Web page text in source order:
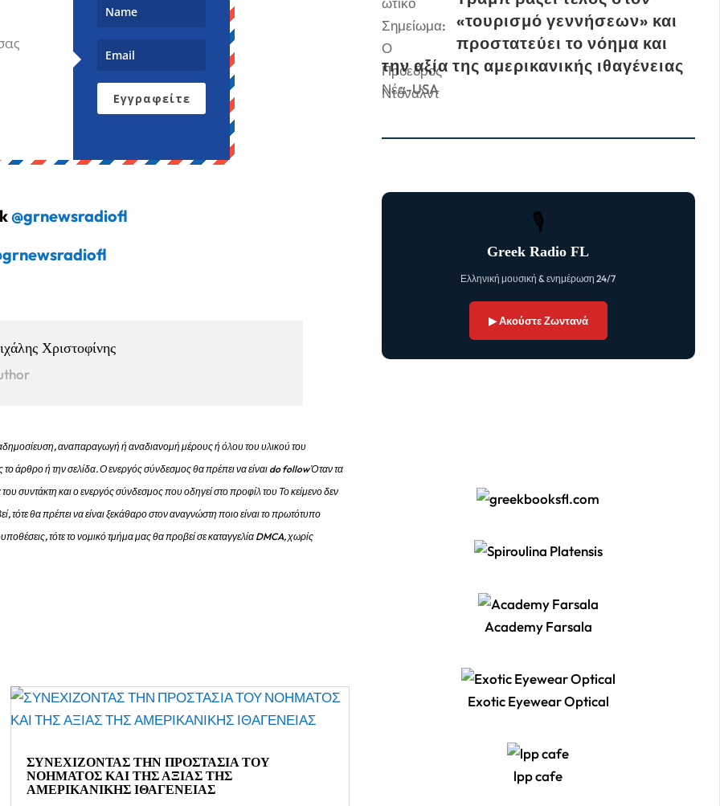
Εγγραφείτε
@grnewsradiofl
Χριστοφίνης
αναπαραγωγή ή αναδιανομή μέρους ή όλου του υλικού του
άρθρο ή την σελίδα.Ο ενεργός σύνδεσμος θα πρέπει να είναι do follow Όταν τα
συντάκτη και ο ενεργός σύνδεσμος που οδηγεί στο προφίλ του Το κείμενο δεν
τότε θα πρέπει να είναι ξεκάθαρο στον αναγνώστη ποιο είναι το πρωτότυπο
τότε το νομικό τμήμα μας θα προβεί σε καταγγελία DMCA, χωρίς
ΣΥΝΕΧΙΖΟΝΤΑΣ ΤΗΝ ΠΡΟΣΤΑΣΙΑ ΤΟΥ
ΝΟΗΜΑΤΟΣ ΚΑΙ ΤΗΣ ΑΞΙΑΣ ΤΗΣ
ΑΜΕΡΙΚΑΝΙΚΗΣ ΙΘΑΓΕΝΕΙΑΣ
«τουρισμό γεννήσεων» και
προστατεύει το νόημα και
την αξία της αμερικανικής ιθαγένειας
Νέα-USA
🎙
Greek Radio FL
Ελληνική μουσική & ενημέρωση 24/7
▶ Ακούστε Ζωντανά
Academy Farsala
Exotic Eyewear Optical
lpp cafe